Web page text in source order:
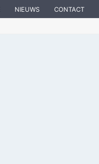
NIEUWS CONTACT